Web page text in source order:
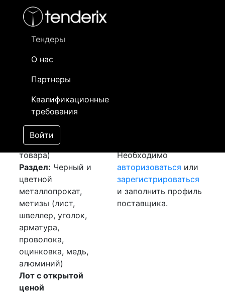
Тендеры
О нас
Партнеры
Квалификационные
требования
Войти
- активный лот
- сохраненный лот (не опубликован)
Закуп:
Металлопрокат
[Завершен]
Лот №:5258
АУКЦИОН (покупка
товара)
Раздел: Черный и
цветной
металлопрокат,
метизы (лист,
швеллер, уголок,
арматура,
проволока,
оцинковка, медь,
алюминий)
Лот с открытой
ценой
Необходимо
авторизоваться или
зарегистрироваться
и заполнить профиль
поставщика.